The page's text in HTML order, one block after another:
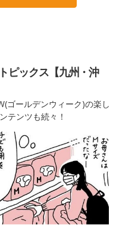
ピックス【九州・沖
ゴールデンウィーク)の楽し
テンツも続々！